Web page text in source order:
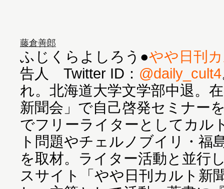
藤倉善郎
ふじくらよしろう●やや日刊
告人 Twitter ID： @daily_cult4
れ。北海道大学文学部中退。
新聞会」で自己啓発セミナー
でフリーライターとしてカル
ト問題やチェルノブイリ・福
を取材。ライター活動と並行
スサイト「やや日刊カルト新